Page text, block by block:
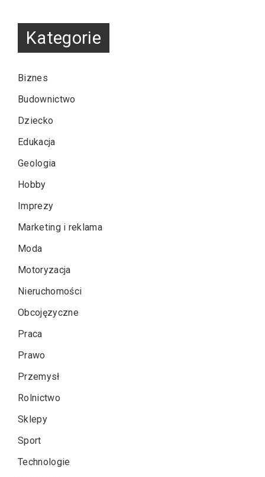
Kategorie
Biznes
Budownictwo
Dziecko
Edukacja
Geologia
Hobby
Imprezy
Marketing i reklama
Moda
Motoryzacja
Nieruchomości
Obcojęzyczne
Praca
Prawo
Przemysł
Rolnictwo
Sklepy
Sport
Technologie